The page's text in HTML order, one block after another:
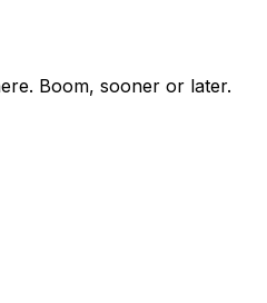
Boom, sooner or later.